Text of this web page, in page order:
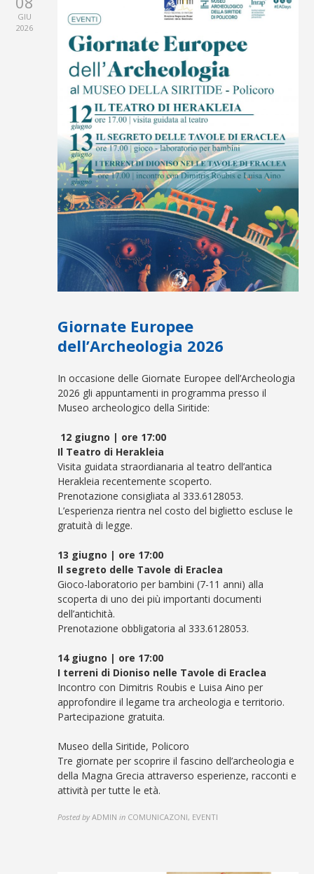
GIU
2026
Giornate Europee
dell’Archeologia 2026
In occasione delle Giornate Europee dell’Archeologia
2026 gli appuntamenti in programma presso il
Museo archeologico della Siritide:
12 giugno | ore 17:00
Il Teatro di Herakleia
Visita guidata straordianaria al teatro dell’antica
Herakleia recentemente scoperto.
Prenotazione consigliata al 333.6128053.
L’esperienza rientra nel costo del biglietto escluse le
gratuità di legge.
13 giugno | ore 17:00
Il segreto delle Tavole di Eraclea
Gioco-laboratorio per bambini (7-11 anni) alla
scoperta di uno dei più importanti documenti
dell’antichità.
Prenotazione obbligatoria al 333.6128053.
14 giugno | ore 17:00
I terreni di Dioniso nelle Tavole di Eraclea
Incontro con Dimitris Roubis e Luisa Aino per
approfondire il legame tra archeologia e territorio.
Partecipazione gratuita.
Museo della Siritide, Policoro
Tre giornate per scoprire il fascino dell’archeologia e
della Magna Grecia attraverso esperienze, racconti e
attività per tutte le età.
Posted by ADMIN in COMUNICAZONI, EVENTI